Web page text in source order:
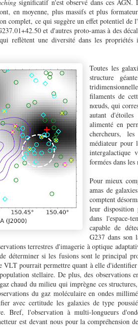
significatif n'est observé dans ces
en moyenne, plus massifs et plus
complet, ce qui suggère un effet potentiel de
et d'autres proto-amas à des
reflètent une diversité dans les propriétés
Toutes les
structure
filaments de
nœuds, qui
autant
alimenté en
chercheurs,
médiateur pour
intergalactique
formées dans
Pour mieux
amas de
comptent
leur disposition
dans l'espace-
capable de
G237 dans son
terrestres d'imagerie à optique
déterminer si les fusions sont le principal
VLT pourrait permettre quant à elle
stellaire. De plus, des observations
chaud du milieu qui imprègne ces
du gaz moléculaire en ondes
avec certitude les galaxies de type
Bref, l'observation à multi-longueurs
est devant nous pour la compréhension